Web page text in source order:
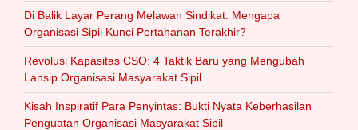
Di Balik Layar Perang Melawan Sindikat: Mengapa
Organisasi Sipil Kunci Pertahanan Terakhir?
Revolusi Kapasitas CSO: 4 Taktik Baru yang Mengubah
Lansip Organisasi Masyarakat Sipil
Kisah Inspiratif Para Penyintas: Bukti Nyata Keberhasilan
Penguatan Organisasi Masyarakat Sipil